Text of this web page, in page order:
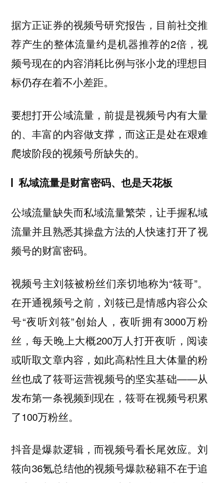
据方正证券的视频号研究报告，目前社交推
荐产生的整体流量约是机器推荐的2倍，视
频号现在的内容消耗比例与张小龙的理想目
标仍存在着不小差距。
要想打开公域流量，前提是视频号内有大量
的、丰富的内容做支撑，而这正是处在艰难
爬坡阶段的视频号所缺失的。
私域流量是财富密码、也是天花板
公域流量缺失而私域流量繁荣，让手握私域
流量并且熟悉其操盘方法的人快速打开了视
频号的财富密码。
视频号主刘筱被粉丝们亲切地称为“筱哥”。
在开通视频号之前，刘筱已是情感内容公众
号“夜听刘筱”创始人，夜听拥有3000万粉
丝，每天晚上大概200万人打开夜听，阅读
或听取文章内容，如此高粘性且大体量的粉
丝也成了筱哥运营视频号的坚实基础——从
发布第一条视频到现在，筱哥在视频号积累
了100万粉丝。
抖音是爆款逻辑，而视频号看长尾效应。刘
筱向36氪总结他的视频号爆款秘籍不在于追